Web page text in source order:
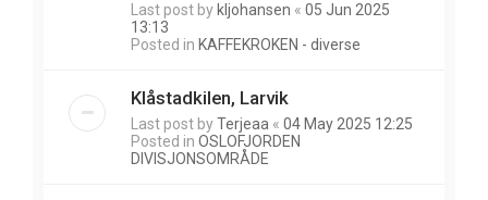
Last post by kljohansen « 05 Jun 2025
13:13
Posted in KAFFEKROKEN - diverse
Klåstadkilen, Larvik
Last post byTerjeaa « 04 May 2025 12:25
Posted in OSLOFJORDEN
DIVISJONSOMRÅDE